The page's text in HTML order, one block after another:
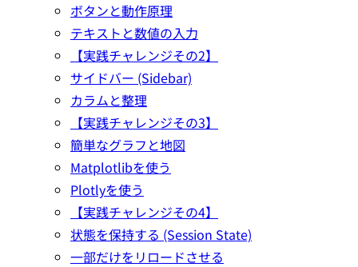
ボタンと動作原理
テキストと数値の入力
【実践チャレンジその2】
サイドバー (Sidebar)
カラムと整理
【実践チャレンジその3】
簡単なグラフと地図
Matplotlibを使う
Plotlyを使う
【実践チャレンジその4】
状態を保持する (Session State)
一部だけをリロードさせる